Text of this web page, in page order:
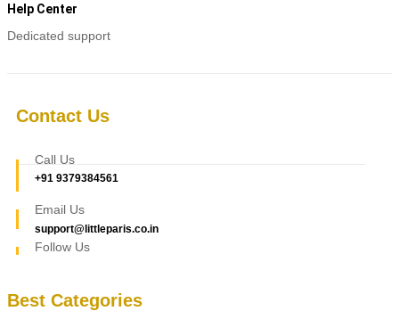
Help Center
Dedicated support
Contact Us
Call Us
+91 9379384561
Email Us
support@littleparis.co.in
Follow Us
Best Categories